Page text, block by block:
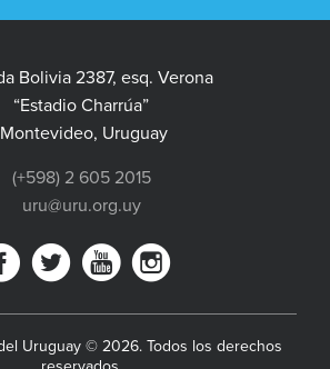
Bolivia 2387, esq. Verona
“Estadio Charrúa”
Montevideo, Uruguay
(+598) 2 605 2015
uru@uru.org.uy
Uruguay © 2026. Todos los derechos